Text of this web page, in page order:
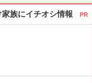
族にイチオシ情報 PR